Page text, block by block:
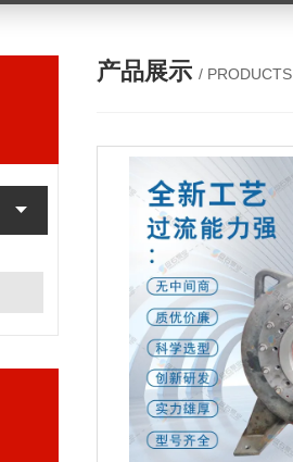
产品展示 / PRODUCTS